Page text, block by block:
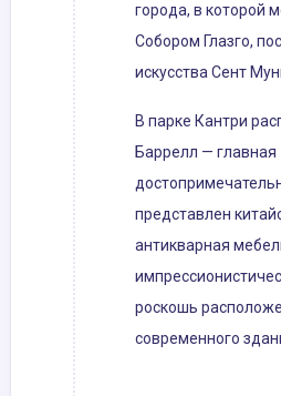
города, в которой
Собором Глазго,
искусства Сент
В парке Кантри
Баррелл — главная
представлен
антикварная
роскошь
современного